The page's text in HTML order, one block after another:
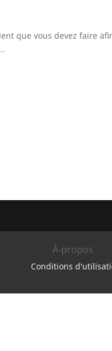
que vous devez faire
À-propos
Conditions